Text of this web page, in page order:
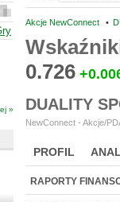
Akcje NewConnect •
0.726
DUALITY
NewConnect - Akcje/
PROFIL
BR LAB
RAPORTY
2
»